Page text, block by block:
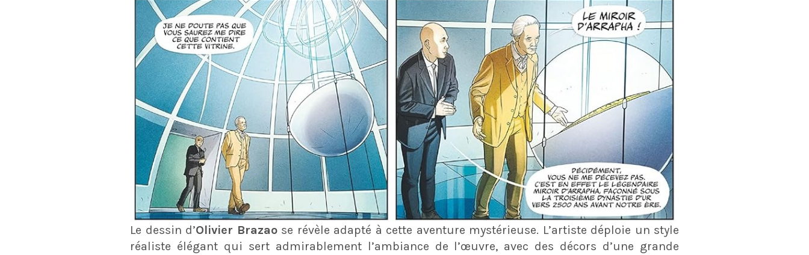
Le dessin d’Olivier Brazaose révèle adapté à cette aventure mystérieuse. L’artiste déploie un style
réaliste élégant qui sert admirablement l’ambiance de l’œuvre, avec des décors d’une grande